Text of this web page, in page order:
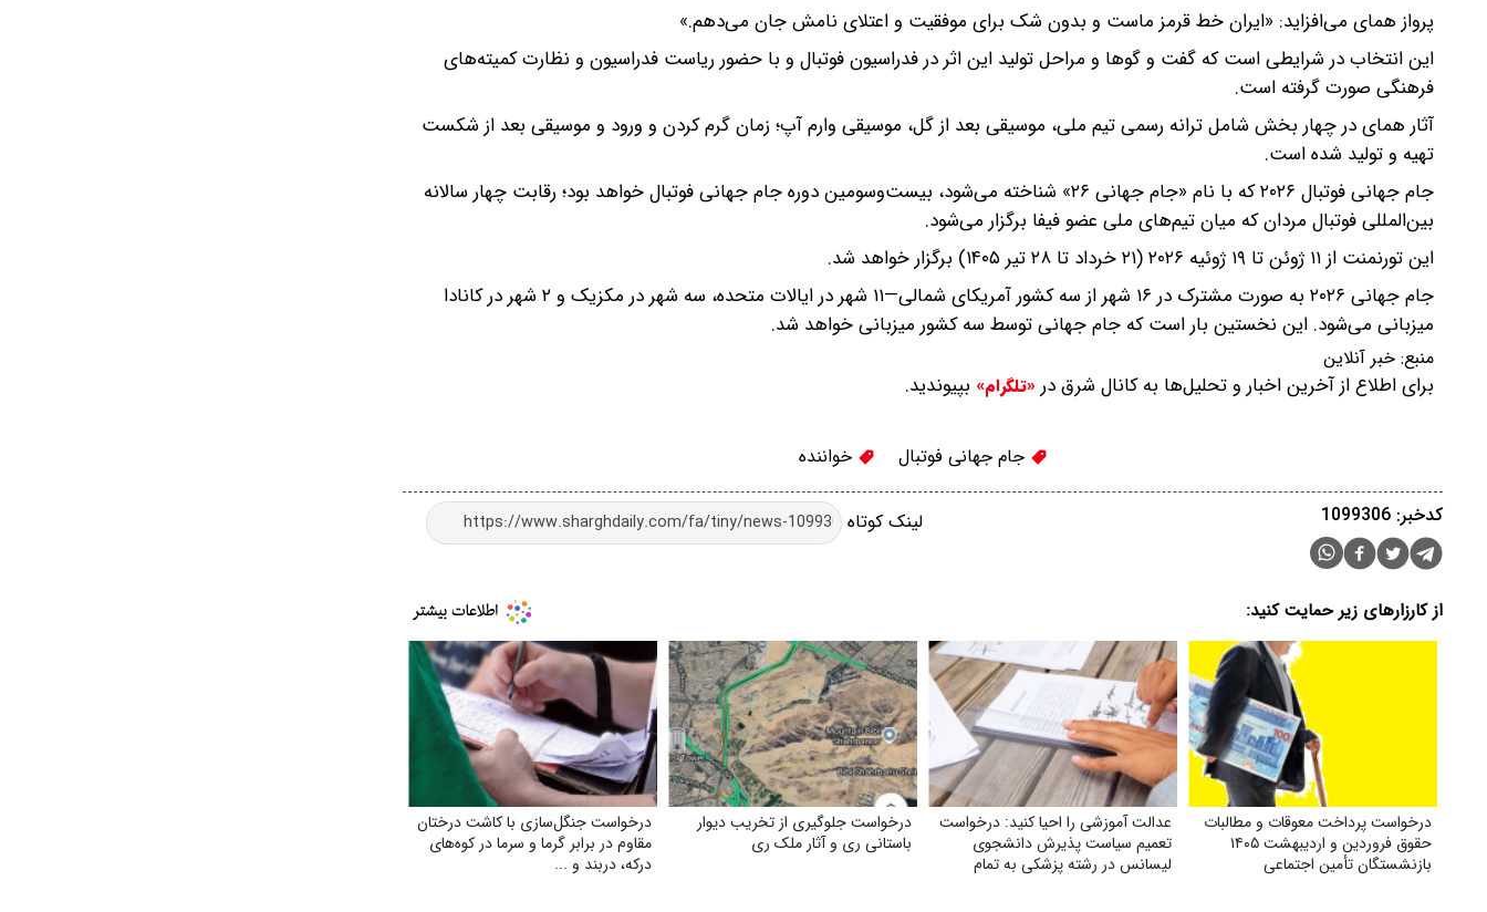
پرواز همای می‌افزاید: «ایران خط قرمز ماست و بدون شک برای موفقیت و اعتلای نامش جان می‌دهم.»
این انتخاب در شرایطی است که گفت و گوها و مراحل تولید این اثر در فدراسیون فوتبال و با حضور ریاست فدراسیون و نظارت کمیته‌های
فرهنگی صورت گرفته است.
آثار همای در چهار بخش شامل ترانه رسمی تیم ملی، موسیقی بعد از گل، موسیقی وارم آپ؛ زمان گرم کردن و ورود و موسیقی بعد از شکست
تهیه و تولید شده است.
جام جهانی فوتبال ۲۰۲۶ که با نام «جام جهانی ۲۶» شناخته می‌شود، بیست‌وسومین دوره جام جهانی فوتبال خواهد بود؛ رقابت چهار سالانه
بین‌المللی فوتبال مردان که میان تیم‌های ملی عضو فیفا برگزار می‌شود.
این تورنمنت از ۱۱ ژوئن تا ۱۹ ژوئیه ۲۰۲۶ (۲۱ خرداد تا ۲۸ تیر ۱۴۰۵) برگزار خواهد شد.
جام جهانی ۲۰۲۶ به‌ صورت مشترک در ۱۶ شهر از سه کشور آمریکای شمالی—۱۱ شهر در ایالات متحده، سه شهر در مکزیک و ۲ شهر در کانادا
میزبانی می‌شود. این نخستین بار است که جام جهانی توسط سه کشور میزبانی خواهد شد.
منبع: خبر آنلاین
برای اطلاع از آخرین اخبار و تحلیل‌ها به کانال شرق در «تلگرام» بپیوندید.
جام جهانی فوتبال خواننده
لینک کوتاه کدخبر: 1099306
از کارزارهای زیر حمایت کنید:
درخواست پرداخت معوقات و مطالبات
حقوق فروردین و اردیبهشت ۱۴۰۵
بازنشستگان تأمین اجتماعی
عدالت آموزشی را احیا کنید: درخواست
تعمیم سیاست پذیرش دانشجوی
لیسانس در رشته پزشکی به تمام
درخواست جلوگیری از تخریب دیوار
باستانی ری و آثار ملک ری
درخواست جنگل‌سازی با کاشت درختان
مقاوم در برابر گرما و سرما در کوه‌های
درکه، دربند و ...